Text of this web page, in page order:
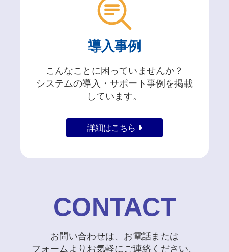
導入事例
こんなことに困っていませんか？
システムの導入・サポート事例を掲載
しています。
詳細はこちら
CONTACT
お問い合わせは、お電話または
フォームよりお気軽にご連絡ください。